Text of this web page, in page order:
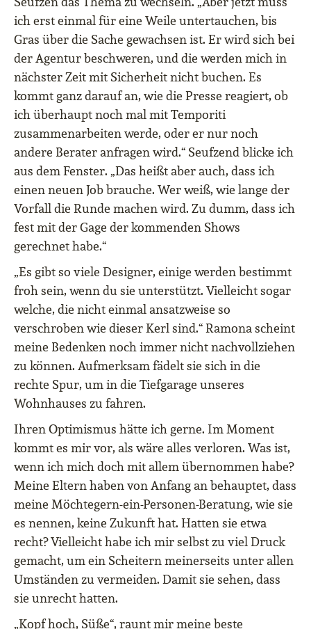
ich erst einmal für eine Weile untertauchen, bis
Gras über die Sache gewachsen ist. Er wird sich bei
der Agentur beschweren, und die werden mich in
nächster Zeit mit Sicherheit nicht buchen. Es
kommt ganz darauf an, wie die Presse reagiert, ob
ich überhaupt noch mal mit Temporiti
zusammenarbeiten werde, oder er nur noch
andere Berater anfragen wird.“ Seufzend blicke ich
aus dem Fenster. „Das heißt aber auch, dass ich
einen neuen Job brauche. Wer weiß, wie lange der
Vorfall die Runde machen wird. Zu dumm, dass ich
fest mit der Gage der kommenden Shows
gerechnet habe.“
„Es gibt so viele Designer, einige werden bestimmt
froh sein, wenn du sie unterstützt. Vielleicht sogar
welche, die nicht einmal ansatzweise so
verschroben wie dieser Kerl sind.“ Ramona scheint
meine Bedenken noch immer nicht nachvollziehen
zu können. Aufmerksam fädelt sie sich in die
rechte Spur, um in die Tiefgarage unseres
Wohnhauses zu fahren.
Ihren Optimismus hätte ich gerne. Im Moment
kommt es mir vor, als wäre alles verloren. Was ist,
wenn ich mich doch mit allem übernommen habe?
Meine Eltern haben von Anfang an behauptet, dass
meine Möchtegern-ein-Personen-Beratung, wie sie
es nennen, keine Zukunft hat. Hatten sie etwa
recht? Vielleicht habe ich mir selbst zu viel Druck
gemacht, um ein Scheitern meinerseits unter allen
Umständen zu vermeiden. Damit sie sehen, dass
sie unrecht hatten.
„Kopf hoch, Süße“, raunt mir meine beste